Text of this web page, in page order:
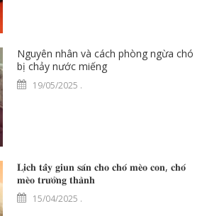
Nguyên nhân và cách phòng ngừa chó
bị chảy nước miếng
19/05/2025 .
𝐋𝐢̣𝐜𝐡 𝐭𝐚̂̉𝐲 𝐠𝐢𝐮𝐧 𝐬𝐚́𝐧 𝐜𝐡𝐨 𝐜𝐡𝐨́ 𝐦𝐞̀𝐨 𝐜𝐨𝐧, 𝐜𝐡𝐨́
𝐦𝐞̀𝐨 𝐭𝐫𝐮̛𝐨̛̉𝐧𝐠 𝐭𝐡𝐚̀𝐧𝐡
15/04/2025 .